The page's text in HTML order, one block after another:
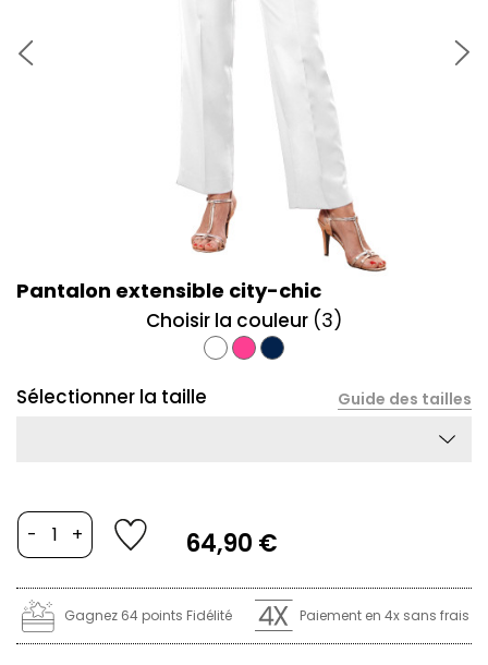
Pantalon extensible city-chic
Choisir la couleur (3)
BlancFuschia
Marine
Guide des tailles
Sélectionner la taille
64,90 €
- +
Gagnez 64 points Fidélité Paiement en 4x sans frais